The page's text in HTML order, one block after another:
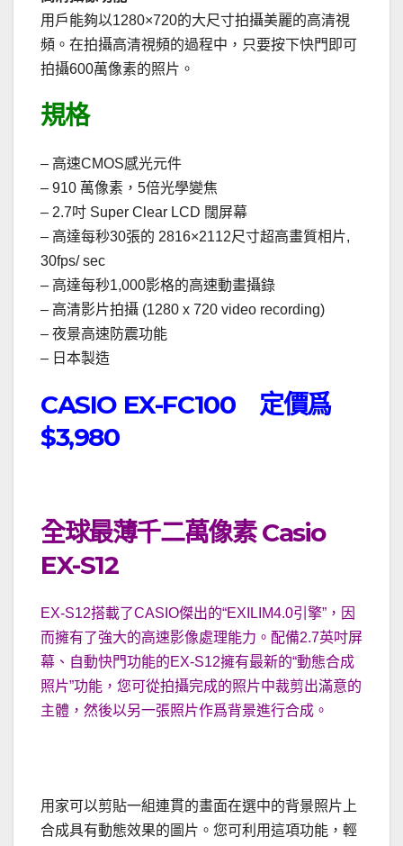
用戶能夠以1280×720的大尺寸拍攝美麗的高清視
頻。在拍攝高清視頻的過程中，只要按下快門即可
拍攝600萬像素的照片。
規格
– 高速CMOS感光元件
– 910 萬像素，5倍光學變焦
– 2.7吋 Super Clear LCD 闊屏幕
– 高達每秒30張的 2816×2112尺寸超高畫質相片,
30fps/ sec
– 高達每秒1,000影格的高速動畫攝錄
– 高清影片拍攝 (1280 x 720 video recording)
– 夜景高速防震功能
– 日本製造
CASIO EX-FC100 定價爲
$3,980
全球最薄千二萬像素 Casio
EX-S12
EX-S12搭載了CASIO傑出的“EXILIM4.0引擎”，因
而擁有了強大的高速影像處理能力。配備2.7英吋屏
幕、自動快門功能的EX-S12擁有最新的“動態合成
照片”功能，您可從拍攝完成的照片中裁剪出滿意的
主體，然後以另一張照片作爲背景進行合成。
用家可以剪貼一組連貫的畫面在選中的背景照片上
合成具有動態效果的圖片。您可利用這項功能，輕